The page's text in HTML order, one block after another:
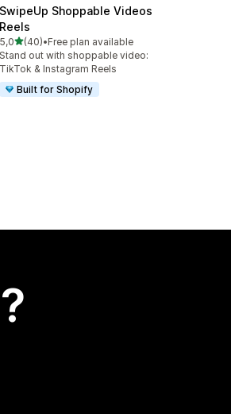
SwipeUp Shoppable Videos
Reels
5,0de 5 estrelas
(40)
total de avaliações
•Free plan available
Stand out with shoppable video:
TikTok & Instagram Reels
Built for Shopify